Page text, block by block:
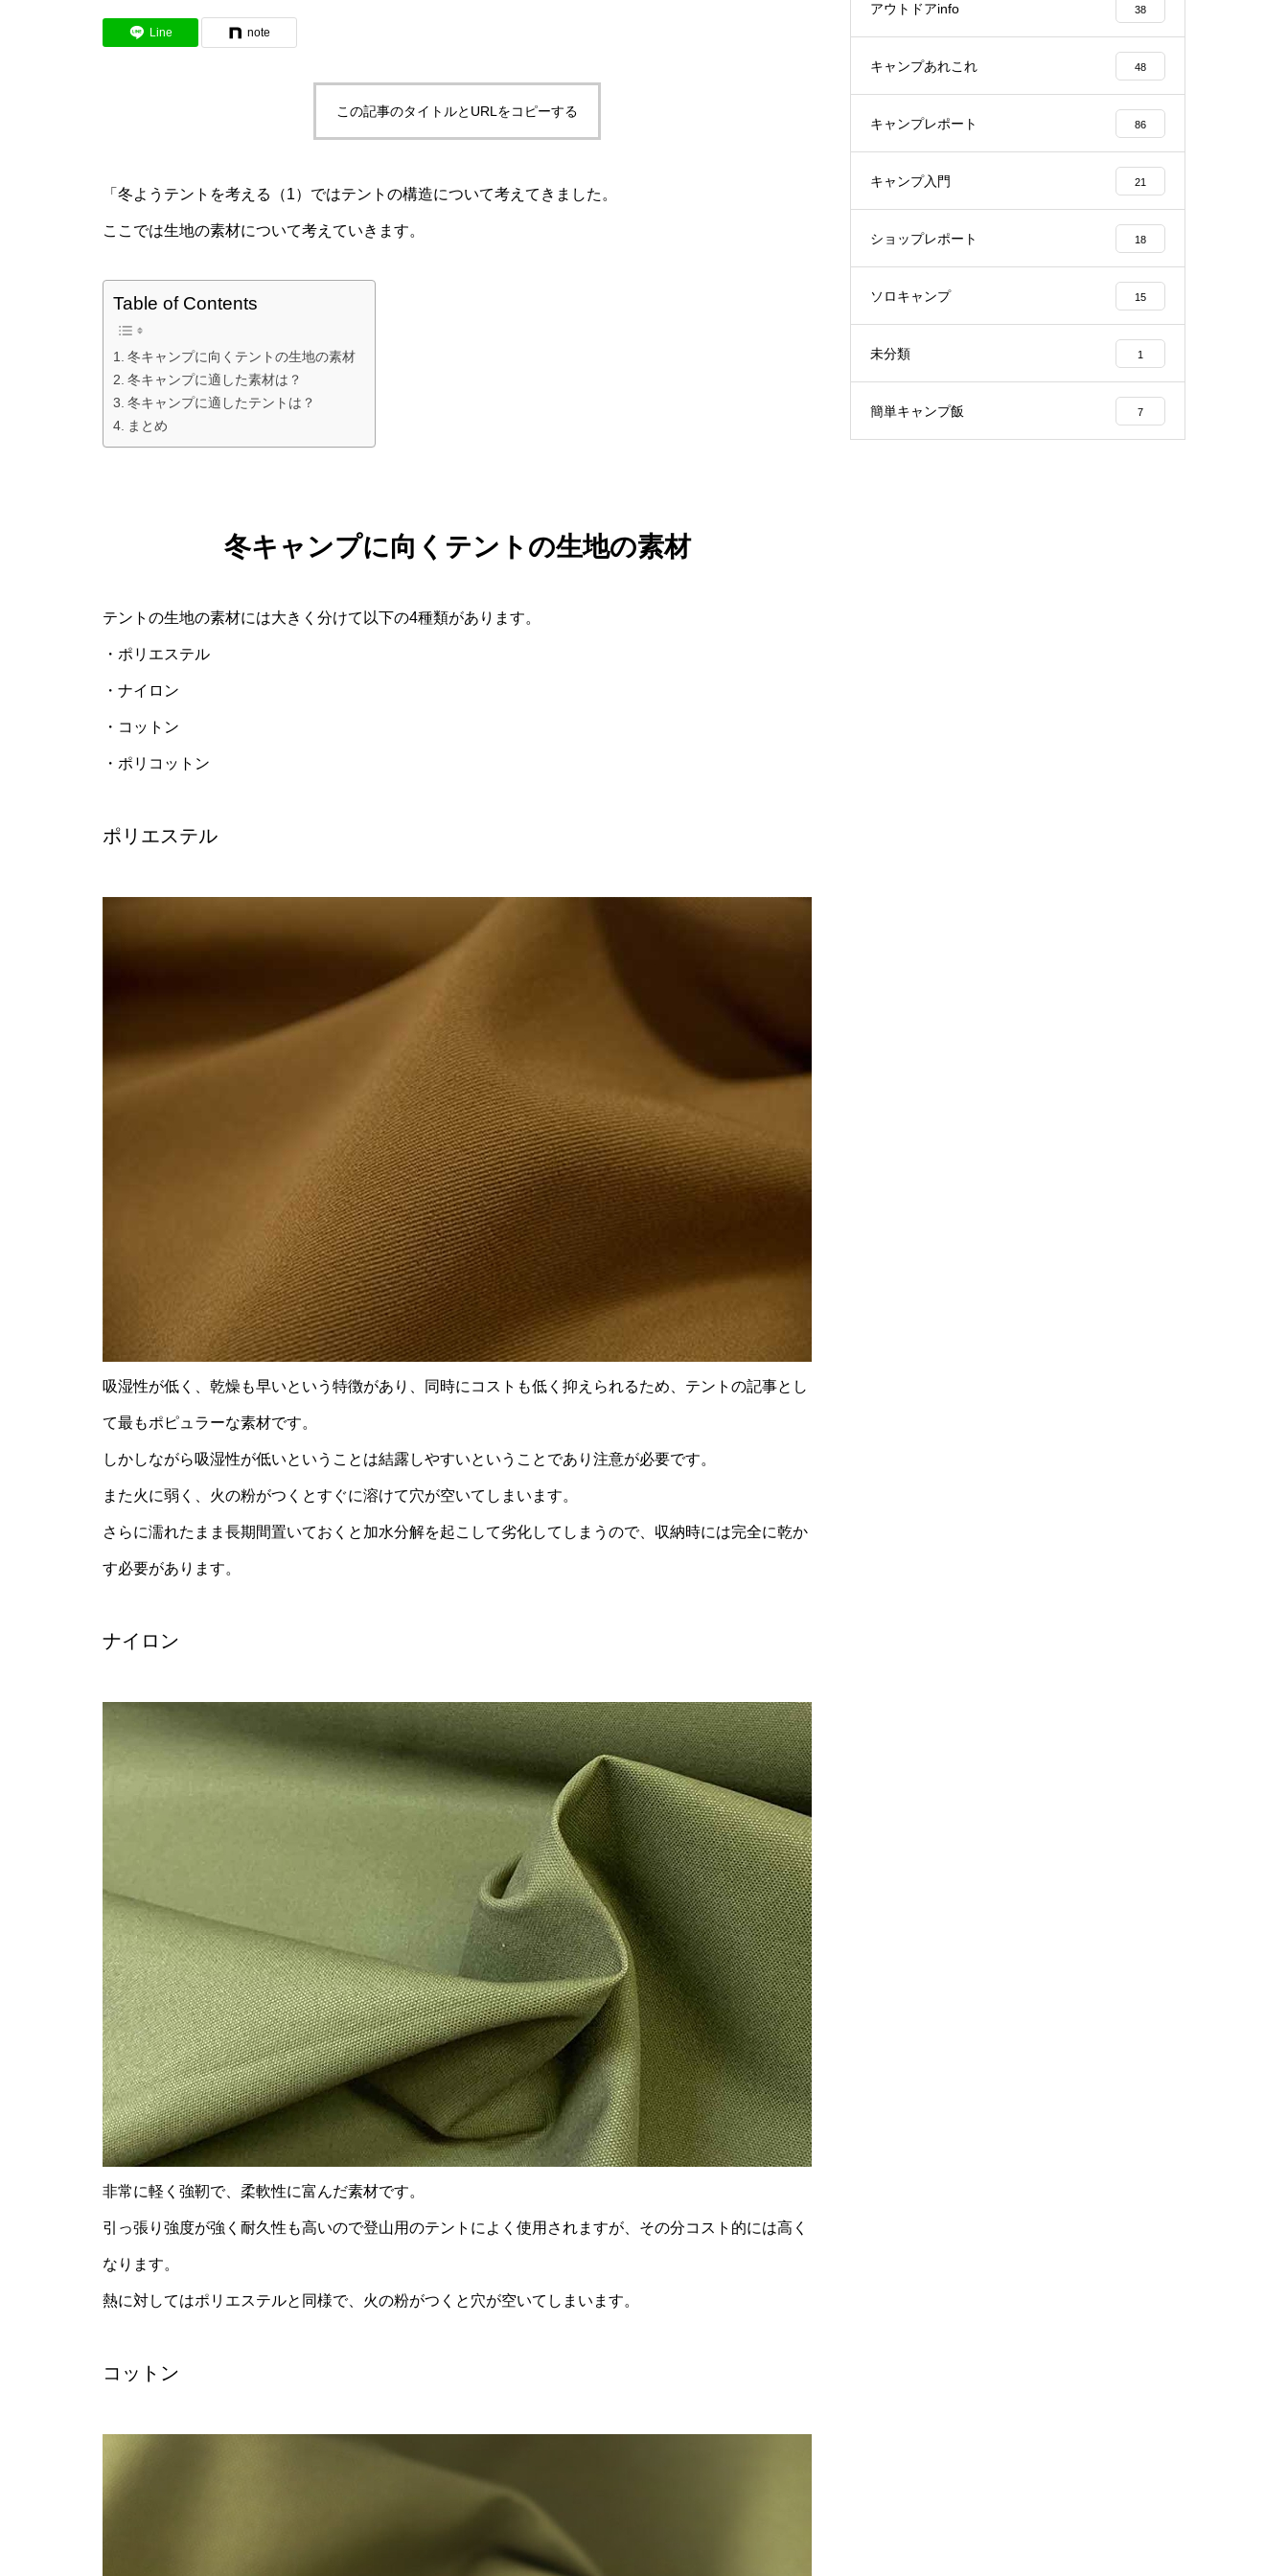
Line note
この記事のタイトルとURLをコピーする
「冬ようテントを考える（1）ではテントの構造について考えてきました。
ここでは生地の素材について考えていきます。
Table of Contents
冬キャンプに向くテントの生地の素材
冬キャンプに適した素材は？
冬キャンプに適したテントは？
まとめ
冬キャンプに向くテントの生地の素材
テントの生地の素材には大きく分けて以下の4種類があります。
・ポリエステル
・ナイロン
・コットン
・ポリコットン
ポリエステル
吸湿性が低く、乾燥も早いという特徴があり、同時にコストも低く抑えられるため、テントの記事とし
て最もポピュラーな素材です。
しかしながら吸湿性が低いということは結露しやすいということであり注意が必要です。
また火に弱く、火の粉がつくとすぐに溶けて穴が空いてしまいます。
さらに濡れたまま長期間置いておくと加水分解を起こして劣化してしまうので、収納時には完全に乾か
す必要があります。
ナイロン
非常に軽く強靭で、柔軟性に富んだ素材です。
引っ張り強度が強く耐久性も高いので登山用のテントによく使用されますが、その分コスト的には高く
なります。
熱に対してはポリエステルと同様で、火の粉がつくと穴が空いてしまいます。
コットン
アウトドアinfo 38
キャンプあれこれ 48
キャンプレポート 86
キャンプ入門 21
ショップレポート 18
ソロキャンプ 15
未分類 1
簡単キャンプ飯 7